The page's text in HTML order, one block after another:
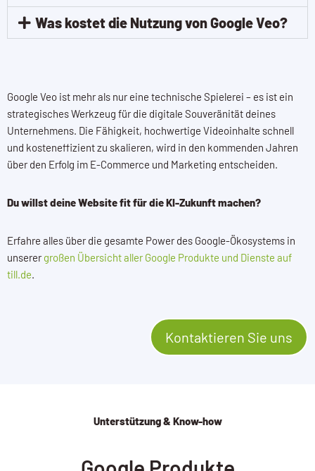
Was kostet die Nutzung von Google Veo?
Google Veo ist mehr als nur eine technische Spielerei – es ist ein
strategisches Werkzeug für die digitale Souveränität deines
Unternehmens. Die Fähigkeit, hochwertige Videoinhalte schnell
und kosteneffizient zu skalieren, wird in den kommenden Jahren
über den Erfolg im E-Commerce und Marketing entscheiden.
Du willst deine Website fit für die KI-Zukunft machen?
Erfahre alles über die gesamte Power des Google-Ökosystems in
unserer großen Übersicht aller Google Produkte und Dienste auf
till.de.
Kontaktieren Sie uns
Unterstützung & Know-how